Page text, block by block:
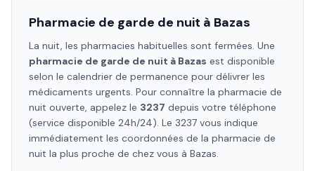
Pharmacie de garde de nuit à Bazas
La nuit, les pharmacies habituelles sont fermées. Une
pharmacie de garde de nuit à Bazas est disponible
selon le calendrier de permanence pour délivrer les
médicaments urgents. Pour connaître la pharmacie de
nuit ouverte, appelez le 3237 depuis votre téléphone
(service disponible 24h/24). Le 3237 vous indique
immédiatement les coordonnées de la pharmacie de
nuit la plus proche de chez vous à Bazas.